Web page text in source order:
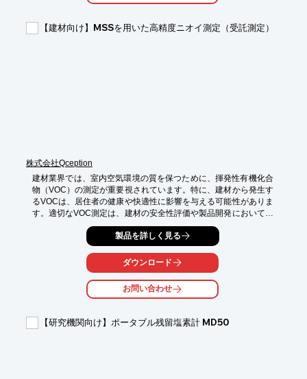
・大気分析
【建材向け】MSSを用いた高精度ニオイ測定（受託測定）
株式会社Qception
建材業界では、室内空気環境の質を保つために、揮発性有機化合
物（VOC）の測定が重要視されています。特に、建材から発生す
るVOCは、居住者の健康や快適性に影響を与える可能性がありま
す。適切なVOC測定は、建材の安全性評価や製品開発において不
可欠です。当社は、膜型表面応力センサ（MSS）を用いた受託測
定により、建材のニオイ測定の可能性を評価し、お客様のVOC測
定に関する課題解決を支援いたします。
【活用シーン】
・新築建材のVOC放散試験
・リフォーム建材のVOC評価
【導入の効果】
製品を詳しく見る
ダウンロード
お問い合わせ
【研究機関向け】ポータブル残留塩素計 MD50